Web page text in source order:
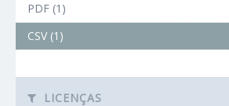
PDF (1)
CSV (1)
LICENÇAS